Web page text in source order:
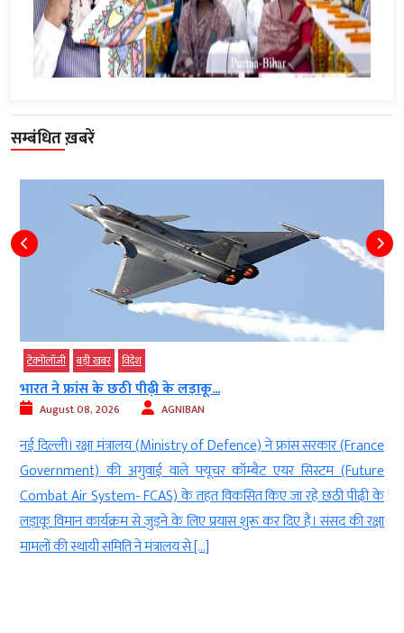
सम्बंधित ख़बरें
टेक्‍नोलॉजी बड़ी खबर विदेश
भारत ने फ्रांस के छठी पीढ़ी के लड़ाकू...
August 08, 2026 AGNIBAN
नई दिल्ली। रक्षा मंत्रालय (Ministry of Defence) ने फ्रांस सरकार (France
Government) की अगुवाई वाले फ्यूचर कॉम्बैट एयर सिस्टम (Future
Combat Air System- FCAS) के तहत विकसित किए जा रहे छठी पीढ़ी के
लड़ाकू विमान कार्यक्रम से जुड़ने के लिए प्रयास शुरू कर दिए हैं। संसद की रक्षा
मामलों की स्थायी समिति ने मंत्रालय से […]